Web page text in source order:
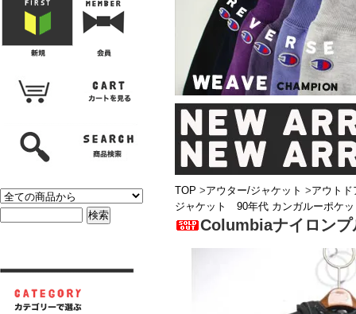
TOP >アウター/ジャケット >アウト
ジャケット 90年代 カンガルーポケッ
Columbiaナイロン